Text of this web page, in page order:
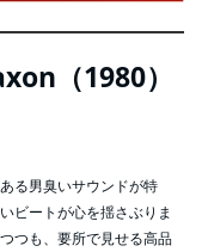
（1980）
る男臭いサウンドが特
ビートが心を揺さぶりま
つも、要所で見せる高品